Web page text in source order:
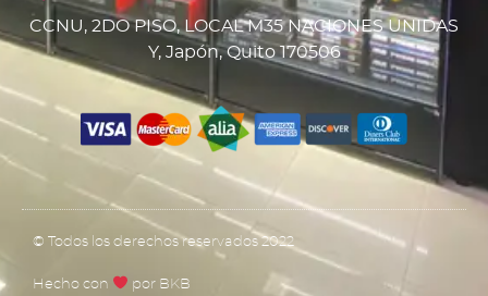
CCNU, 2DO PISO, LOCAL M35 NACIONES UNIDAS
Y, Japón, Quito 170506
© Todos los derechos reservados 2022
Hecho con por BKB​​